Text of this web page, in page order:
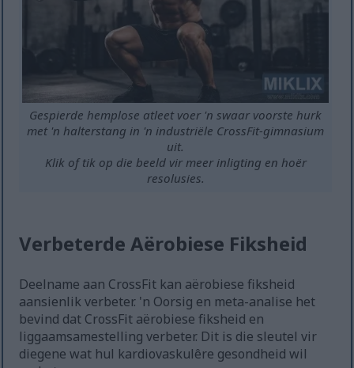
Gespierde hemplose atleet voer 'n swaar voorste hurk
met 'n halterstang in 'n industriële CrossFit-gimnasium
uit.
Klik of tik op die beeld vir meer inligting en hoër
resolusies.
Verbeterde Aërobiese Fiksheid
Deelname aan CrossFit kan aërobiese fiksheid
aansienlik verbeter. 'n Oorsig en meta-analise het
bevind dat CrossFit aërobiese fiksheid en
liggaamsamestelling verbeter. Dit is die sleutel vir
diegene wat hul kardiovaskulêre gesondheid wil